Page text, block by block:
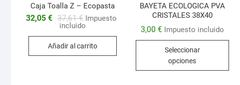
Caja Toalla Z – Ecopasta
37,61€ El
precio
era:
37,61 €.
32,05 €
El
precio
es:
32,05 €.
Impuesto
incluido
Añadir al carrito
BAYETA ECOLOGICA PVA
CRISTALES 38X40
3,00 € Impuesto incluido
Seleccionar
opciones
Este